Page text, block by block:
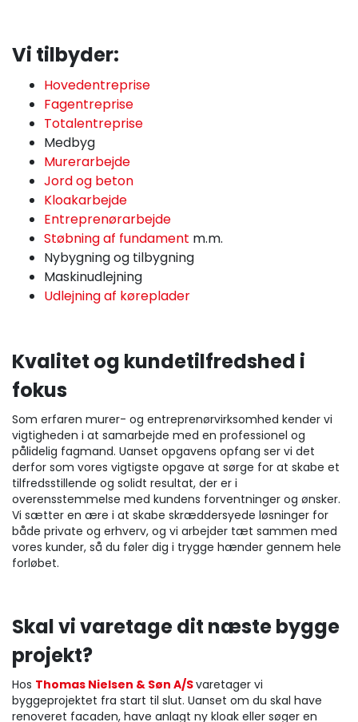
Vi tilbyder:
Hovedentreprise
Fagentreprise
Totalentreprise
Medbyg
Murerarbejde
Jord og beton
Kloakarbejde
Entreprenørarbejde
Støbning af fundament m.m.
Nybygning og tilbygning
Maskinudlejning
Udlejning af køreplader
Kvalitet og kundetilfredshed i
fokus
Som erfaren murer- og entreprenørvirksomhed kender vi
vigtigheden i at samarbejde med en professionel og
pålidelig fagmand. Uanset opgavens opfang ser vi det
derfor som vores vigtigste opgave at sørge for at skabe et
tilfredsstillende og solidt resultat, der er i
overensstemmelse med kundens forventninger og ønsker.
Vi sætter en ære i at skabe skræddersyede løsninger for
både private og erhverv, og vi arbejder tæt sammen med
vores kunder, så du føler dig i trygge hænder gennem hele
forløbet.
Skal vi varetage dit næste bygge
projekt?
Hos Thomas Nielsen & Søn A/Svaretager vi
byggeprojektet fra start til slut. Uanset om du skal have
renoveret facaden, have anlagt ny kloak eller søger en